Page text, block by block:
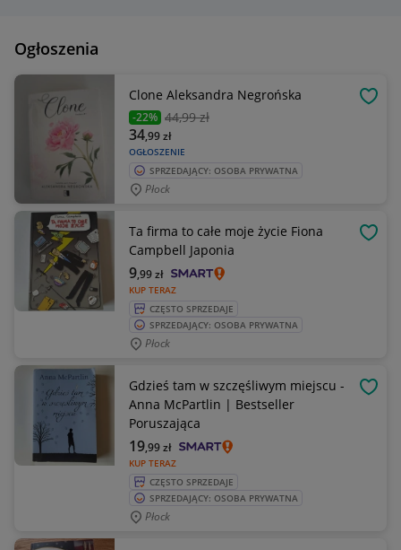
Ogłoszenia
Clone Aleksandra Negrońska
-22% 44,99 zł
OGŁOSZENIE
34,99zł
SPRZEDAJĄCY: OSOBA PRYWATNA
Płock
Ta firma to całe moje życie Fiona
Campbell Japonia
KUP TERAZ
9,99zł
CZĘSTO SPRZEDAJE
SPRZEDAJĄCY: OSOBA PRYWATNA
Płock
Gdzieś tam w szczęśliwym miejscu -
Anna McPartlin | Bestseller
Poruszająca
KUP TERAZ
19,99zł
CZĘSTO SPRZEDAJE
SPRZEDAJĄCY: OSOBA PRYWATNA
Płock